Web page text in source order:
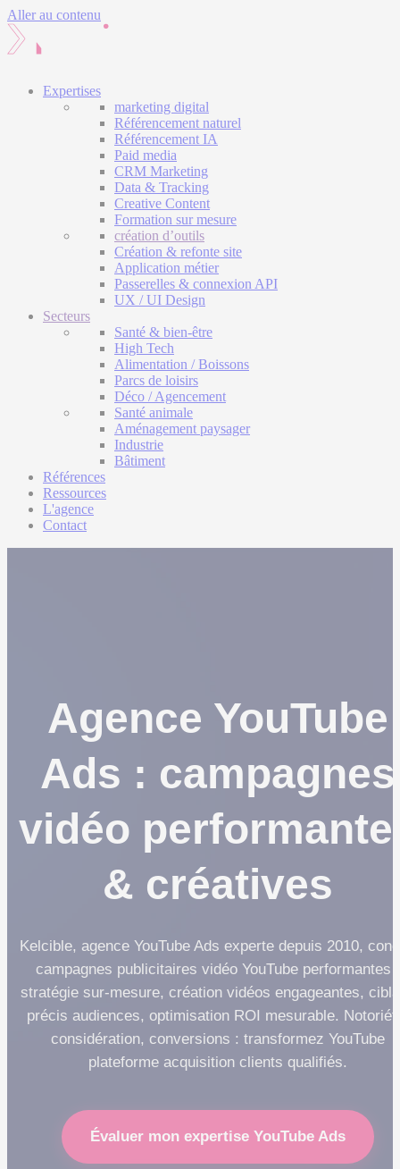
Aller au contenu
Expertises
marketing digital
Référencement naturel
Référencement IA
Paid media
CRM Marketing
Data & Tracking
Creative Content
Formation sur mesure
création d’outils
Création & refonte site
Application métier
Passerelles & connexion API
UX / UI Design
Secteurs
Santé & bien-être
High Tech
Alimentation / Boissons
Parcs de loisirs
Déco / Agencement
Santé animale
Aménagement paysager
Industrie
Bâtiment
Références
Ressources
L'agence
Contact
Agence YouTube
Ads : campagnes
vidéo
& créatives
Kelcible, agence YouTube Ads experte depuis 2010,
campagnes publicitaires vidéo YouTube performantes :
stratégie sur-mesure, création vidéos engageantes,
précis audiences, optimisation ROI mesurable.
considération, conversions : transformez YouTube
plateforme acquisition clients qualifiés.
Évaluer mon expertise YouTube Ads